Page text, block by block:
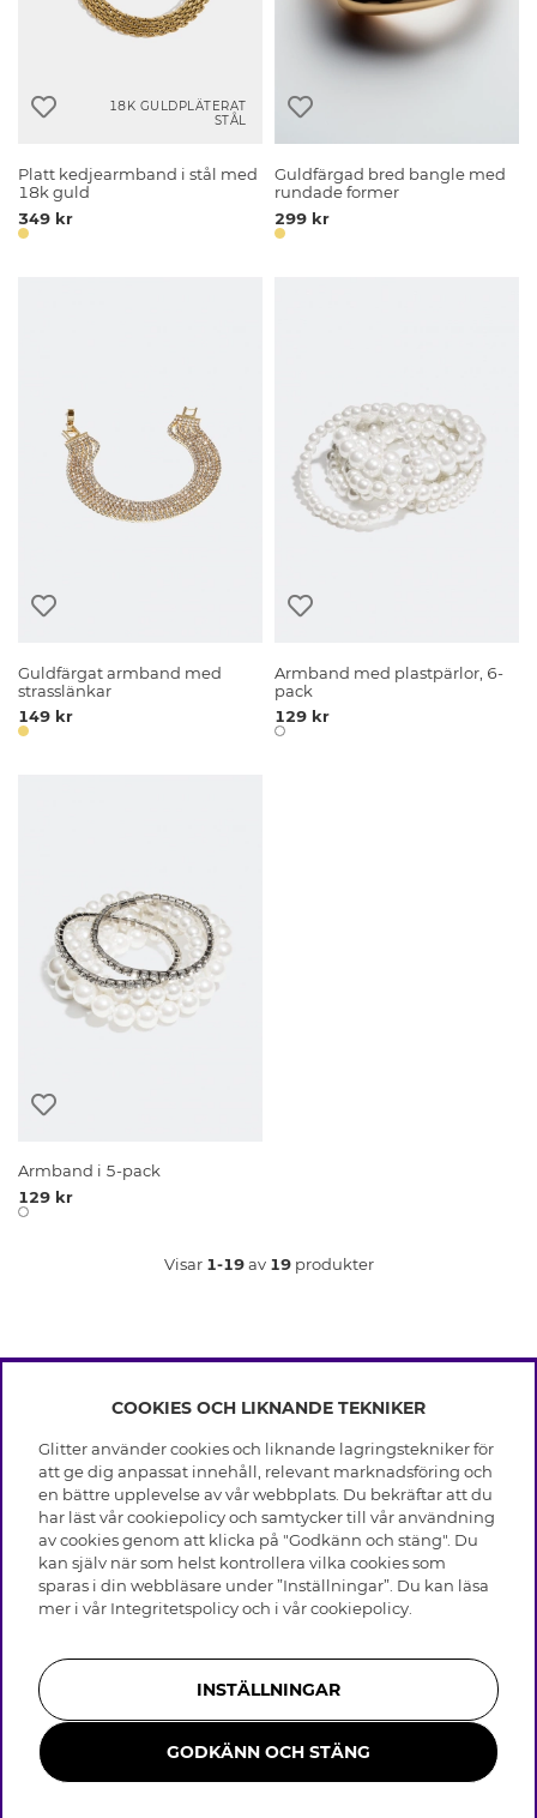
18K GULDPLÄTERAT
STÅL
Platt kedjearmband i stål med
18k guld
349 kr
Guldfärgad bred bangle med
rundade former
299 kr
Guldfärgat armband med
strasslänkar
149 kr
Armband med plastpärlor, 6-
pack
129 kr
Armband i 5-pack
129 kr
Visar 1-19av 19produkter
INFO
Leverans
Villkor
Integritetspolicy
Cookies
Medlemsvillkor
Jobba hos Glitter
Återkallelse
OM GLITTER
Black Friday
Våra butiker
Varumärken
Företagshistoria
Visselblåsning
Press & Samarbeten
HJÄLP
Vanliga frågor
Kundservice
Skötselråd skinnhandskar
Storleksguide för ringar
Smycken i rostfritt stål
Bli medlem
COOKIES OCH LIKNANDE TEKNIKER
Glitter använder cookies och liknande lagringstekniker för
att ge dig anpassat innehåll, relevant marknadsföring och
en bättre upplevelse av vår webbplats. Du bekräftar att du
har läst vår cookiepolicy och samtycker till vår användning
av cookies genom att klicka på "Godkänn och stäng". Du
kan själv när som helst kontrollera vilka cookies som
sparas i din webbläsare under ”Inställningar”. Du kan läsa
mer i vår Integritetspolicyoch i vårcookiepolicy
INSTÄLLNINGAR
GODKÄNN OCH STÄNG